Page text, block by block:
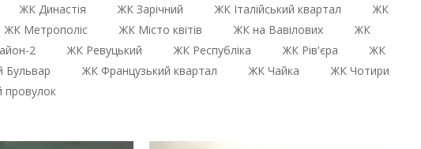
ЖК Династія ЖК Зарічний ЖК Італійський квартал
ЖК
ЖК Метрополіс ЖК Місто квітів ЖК на Вавілових
ЖК
2 ЖК Ревуцький ЖК Республіка ЖК Рів'єра
ЖК
Бульвар ЖК Французький квартал ЖК Чайка
ЖК Чотири
провулок